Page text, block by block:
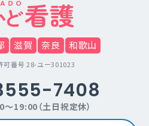
滋賀 奈良 和歌山
可番号 28-ユー301023
7408
19:00（土日祝定休）